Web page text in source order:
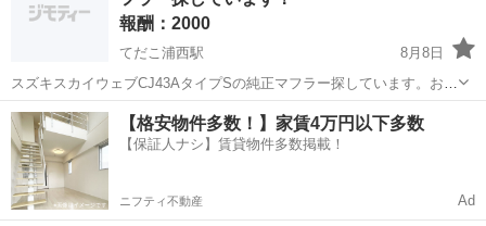
報酬：2000
てだこ浦西駅
8月8日
スズキスカイウェブCJ43AタイプSの純正マフラー探しています。お持
ちの方いらっしゃいましたらお安くお譲り頂けたら大変嬉しいですご
連絡お待ちしております🙇社外マフラーに交換して倉庫に眠っている
マフラーありませんか？是非お譲り...
沖縄 うるま市 てだこ浦西駅 買いたい/ください
【格安物件多数！】家賃4万円以下多数
【保証人ナシ】賃貸物件多数掲載！
ニフティ不動産 Ad